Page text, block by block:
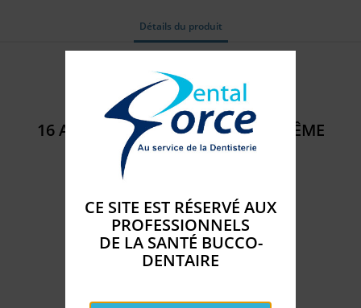
Détails du produit
Référence
16 AUTRES PRODUITS DANS LA MÊME
CATÉGORIE :
CE SITE EST RÉSERVÉ AUX
PROFESSIONNELS
DE LA SANTÉ BUCCO-
DENTAIRE